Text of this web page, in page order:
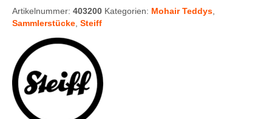
Artikelnummer: 403200 Kategorien: Mohair Teddys
Sammlerstücke Steiff